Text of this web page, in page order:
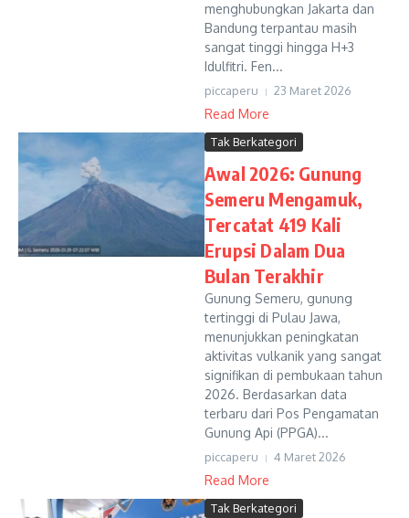
menghubungkan Jakarta dan
Bandung terpantau masih
sangat tinggi hingga H+3
Idulfitri. Fen...
piccaperu 23 Maret 2026
Read More
Tak Berkategori
Awal 2026: Gunung
Semeru Mengamuk,
Tercatat 419 Kali
Erupsi Dalam Dua
Bulan Terakhir
Gunung Semeru, gunung
tertinggi di Pulau Jawa,
menunjukkan peningkatan
aktivitas vulkanik yang sangat
signifikan di pembukaan tahun
2026. Berdasarkan data
terbaru dari Pos Pengamatan
Gunung Api (PPGA)...
piccaperu 4 Maret 2026
Read More
Tak Berkategori